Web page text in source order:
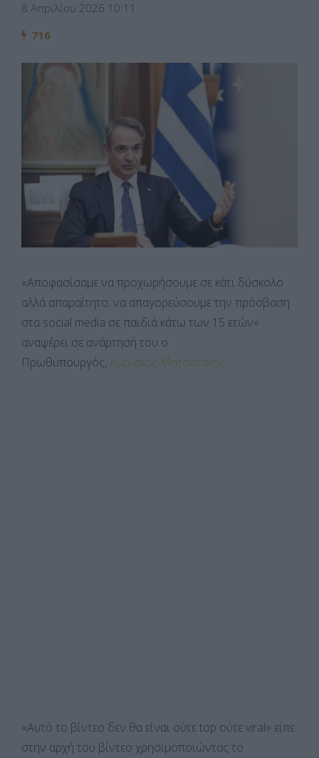
8 Απριλίου 2026 10:11
716
«Αποφασίσαμε να προχωρήσουμε σε κάτι δύσκολο
αλλά απαραίτητο: να απαγορεύσουμε την πρόσβαση
στα social media σε παιδιά κάτω των 15 ετών»
αναφέρει σε ανάρτησή του ο
Πρωθυπουργός, Κυριάκος Μητσοτάκης.
«Αυτό το βίντεο δεν θα είναι ούτε top ούτε viral» είπε
στην αρχή του βίντεο χρησιμοποιώντας το